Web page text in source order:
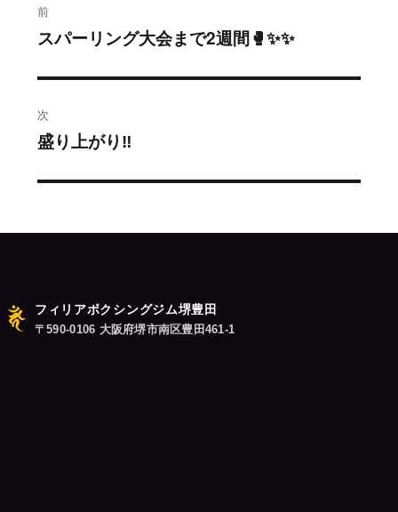
稿
ナ
ビ
ゲ
ー
前
過
投
稿:
スパーリング大会まで2週間🥊✨✨
次
次
盛り上がり‼️
フィリアボクシングジム堺豊田
〒590-0106 大阪府堺市南区豊田461-1